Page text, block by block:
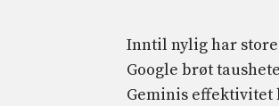
Inntil nylig har
Google brøt
Geminis effektivitet